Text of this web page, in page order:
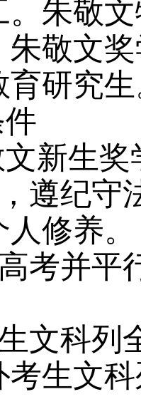
朱敬
朱敬文
育研究
文新生
遵纪守
修养。
考并平
文科列
生文